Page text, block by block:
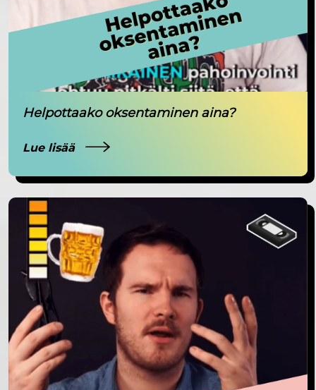
Helpottaako oksentaminen aina?
Lue lisää